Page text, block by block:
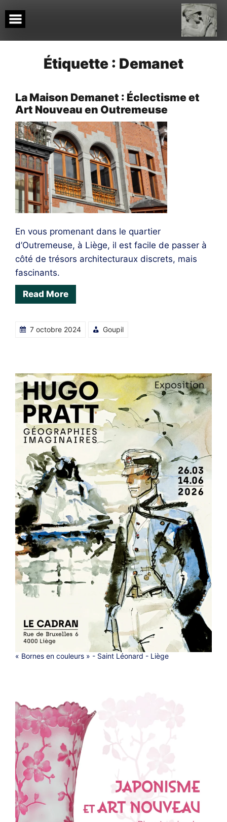
to
content
Étiquette : Demanet
La Maison Demanet : Éclectisme et
Art Nouveau en Outremeuse
En vous promenant dans le quartier
d’Outremeuse, à Liège, il est facile de passer à
côté de trésors architecturaux discrets, mais
fascinants.
Read More
7 octobre 2024 Goupil
« Bornes en couleurs » - Saint Léonard - Liège